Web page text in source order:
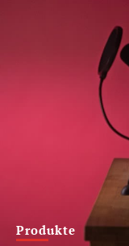
Produkte